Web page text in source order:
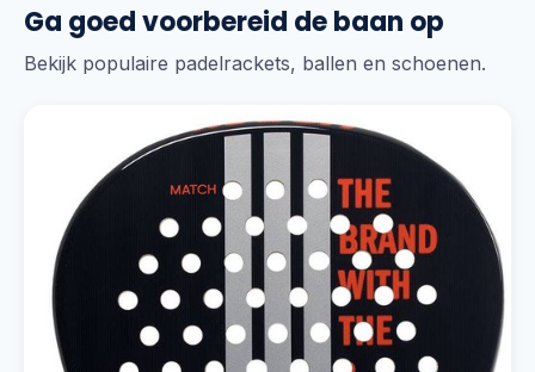
Ga goed voorbereid de baan op
Bekijk populaire padelrackets, ballen en schoenen.